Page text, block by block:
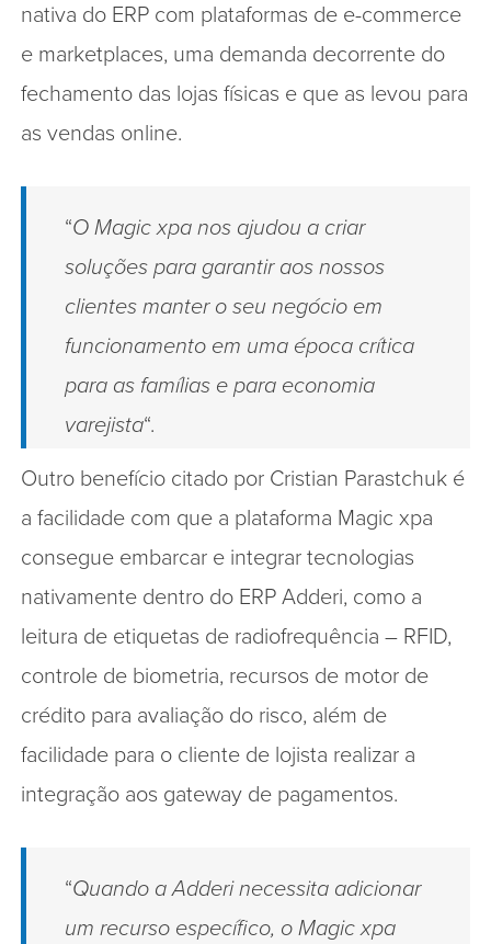
nativa do ERP com plataformas de e-commerce
e marketplaces, uma demanda decorrente do
fechamento das lojas físicas e que as levou para
as vendas online.
“O Magic xpa nos ajudou a criar
soluções para garantir aos nossos
clientes manter o seu negócio em
funcionamento em uma época crítica
para as famílias e para economia
varejista“.
Outro benefício citado por Cristian Parastchuk é
a facilidade com que a plataforma Magic xpa
consegue embarcar e integrar tecnologias
nativamente dentro do ERP Adderi, como a
leitura de etiquetas de radiofrequência – RFID,
controle de biometria, recursos de motor de
crédito para avaliação do risco, além de
facilidade para o cliente de lojista realizar a
integração aos gateway de pagamentos.
“Quando a Adderi necessita adicionar
um recurso específico, o Magic xpa